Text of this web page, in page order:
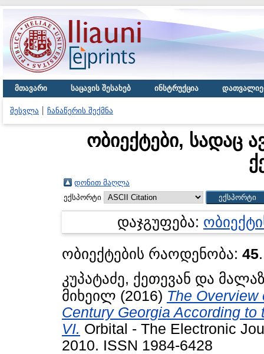
მთავარი საცავის შესახებ ინსტრუქცია
შესვლა ჩანაწერის შექმნა
ობიექტები, სადაც
დონით მაღლა
ექსპორტი
დაჯგუფება:
ობიექტების რაოდენობა: 45.
კუპატაძე, ქეთევან და
მიხეილ (2016) The
Century Georgia According
VI. Orbital - The Electronic
2010. ISSN 1984-6428